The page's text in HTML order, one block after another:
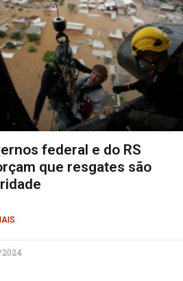
federal e do RS
que resgates são